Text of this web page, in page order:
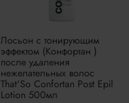
Лосьон с тонирующим
эффектом (Конфортан )
после удаления
нежелательных волос
That'So Confortan Post Epil
Lotion 500мл